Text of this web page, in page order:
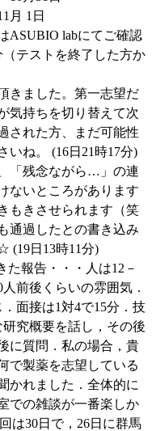
1日
labにてご確認
テストを終了した方か
きました。第一志望だ
気持ちを切り替えて次
された方、まだ可能性
いね。 (16日21時17分)
「残念ながら…」の連
ないところがあります
もきさせられます（笑
通過したとの書き込み
(19日13時11分)
た報告・・・人は12－
前後くらいの雰囲気．
面接は1対4で15分．技
究概要を話し，その後
に質問．私の場合，貴
で製薬を志望している
かれました．全体的に
での雑談が一番楽しか
は30日で，26日に群馬